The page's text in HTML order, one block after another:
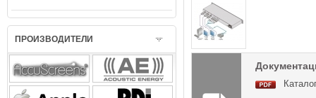
ПРОИЗВОДИТЕЛИ